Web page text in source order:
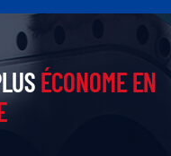
l’énergie et du textile.
ÉCONOME EN